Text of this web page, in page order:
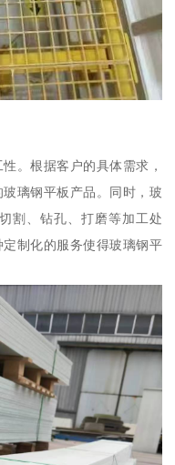
。根据客户的具体需求，
璃钢平板产品。同时，玻
割、钻孔、打磨等加工处
制化的服务使得玻璃钢平